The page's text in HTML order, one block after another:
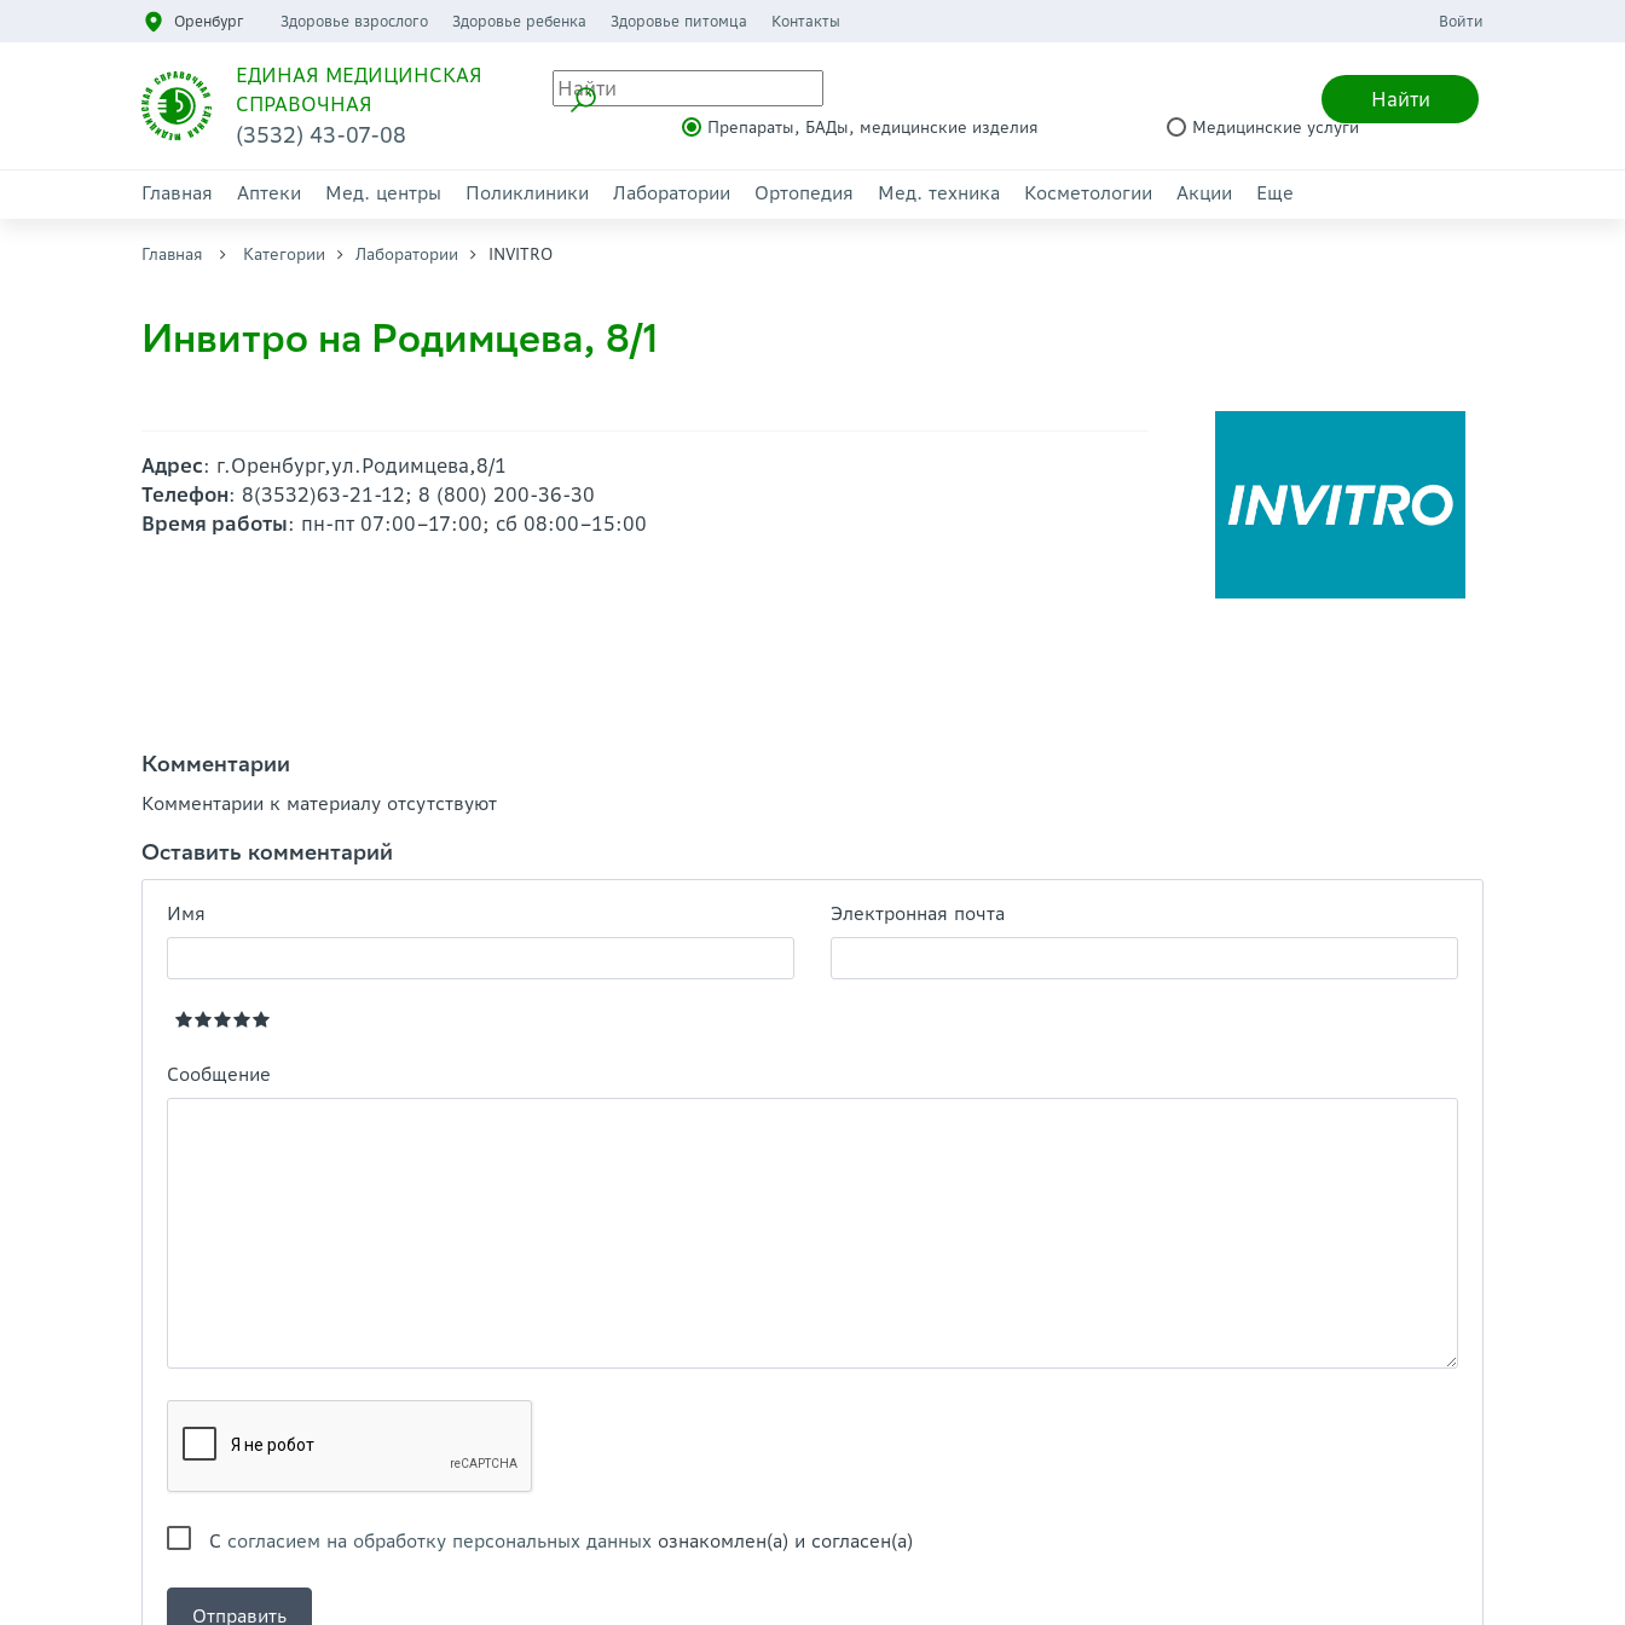
Оренбург Здоровье взрослого Здоровье ребенка Здоровье питомца Контакты Войти
ЕДИНАЯ МЕДИЦИНСКАЯ
СПРАВОЧНАЯ
(3532) 43-07-08
Найти
Препараты, БАДы, медицинские изделия Медицинские услуги
Главная Аптеки Мед. центры Поликлиники Лаборатории Ортопедия Мед. техника Косметологии Акции Еще
Главная Категории Лаборатории INVITRO
Инвитро на Родимцева, 8/1
Адрес: г.Оренбург,ул.Родимцева,8/1
Телефон: 8(3532)63-21-12; 8 (800) 200-36-30
Время работы: пн-пт 07:00–17:00; сб 08:00–15:00
Комментарии
Комментарии к материалу отсутствуют
Оставить комментарий
Имя Электронная почта
Сообщение
С согласием на обработку персональных данных ознакомлен(а) и согласен(а)